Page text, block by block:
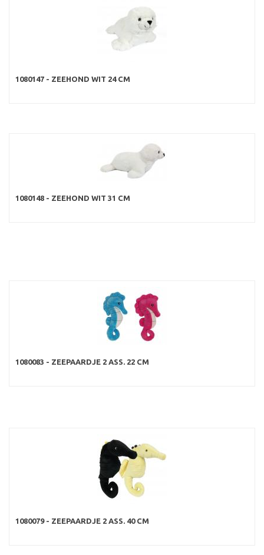
1080147 - ZEEHOND WIT 24 CM
1080148 - ZEEHOND WIT 31 CM
1080083 - ZEEPAARDJE 2 ASS. 22 CM
1080079 - ZEEPAARDJE 2 ASS. 40 CM